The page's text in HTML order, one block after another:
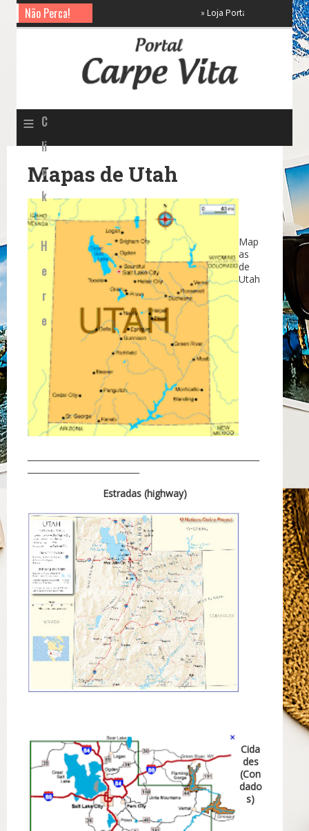
Não Perca! Loja Portal Carpe Vita »
≡ C
li
c
k
H
e
r
e
Mapas de Utah
Map
as
de
Utah
Estradas (highway)
Cida
des
(Con
dado
s)